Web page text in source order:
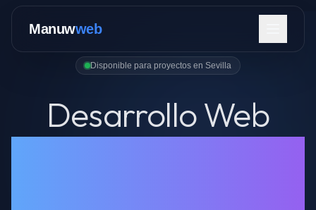
Manuwweb
Disponible para proyectos en Sevilla
Desarrollo Web